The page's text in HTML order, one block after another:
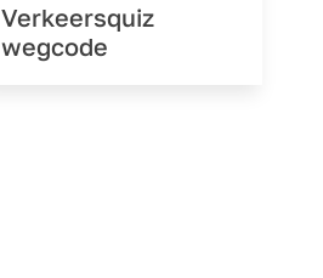
Verkeersquiz
wegcode